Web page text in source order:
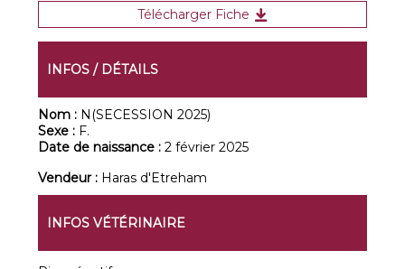
Télécharger Fiche
INFOS / DÉTAILS
Nom : N(SECESSION 2025)
Sexe : F.
Date de naissance :2 février 2025
Vendeur : Haras d'Etreham
INFOS VÉTÉRINAIRE